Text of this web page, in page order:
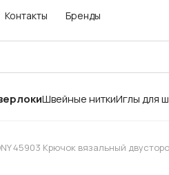
Контакты Бренды
Швейные ниткиИглы для
45903 Крючок вязальный